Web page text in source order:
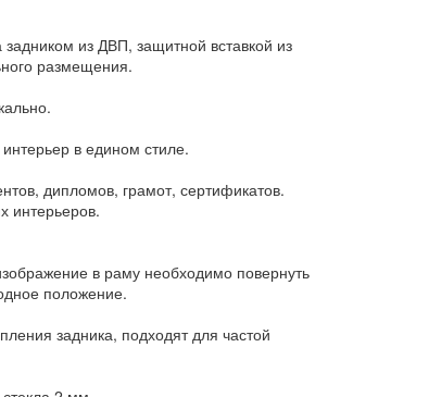
задником из ДВП, защитной вставкой из
размещения.
в едином стиле.
дипломов, грамот, сертификатов.
интерьеров.
в раму необходимо повернуть
положение.
задника, подходят для частой